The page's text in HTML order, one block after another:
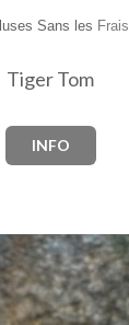
Sans les
Tiger Tom
INFO